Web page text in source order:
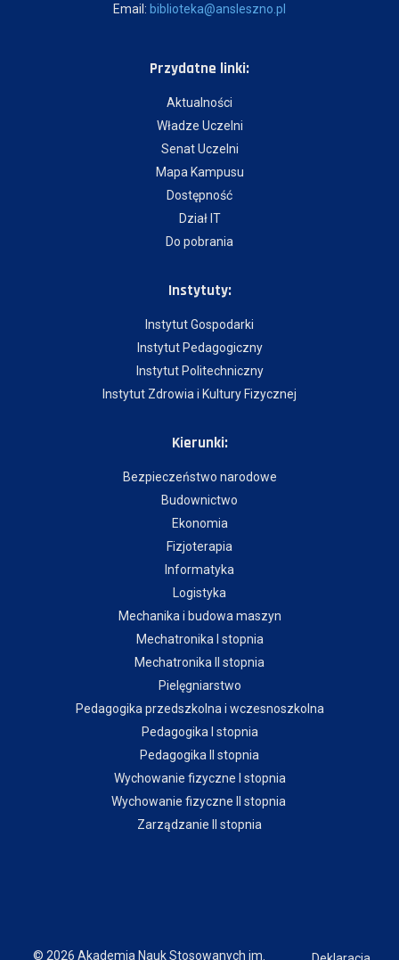
Email: biblioteka@ansleszno.pl
Przydatne linki:
Aktualności
Władze Uczelni
Senat Uczelni
Mapa Kampusu
Dostępność
Dział IT
Do pobrania
Instytuty:
Instytut Gospodarki
Instytut Pedagogiczny
Instytut Politechniczny
Instytut Zdrowia i Kultury Fizycznej
Kierunki:
Bezpieczeństwo narodowe
Budownictwo
Ekonomia
Fizjoterapia
Informatyka
Logistyka
Mechanika i budowa maszyn
Mechatronika I stopnia
Mechatronika II stopnia
Pielęgniarstwo
Pedagogika przedszkolna i wczesnoszkolna
Pedagogika I stopnia
Pedagogika II stopnia
Wychowanie fizyczne I stopnia
Wychowanie fizyczne II stopnia
Zarządzanie II stopnia
© 2026 Akademia Nauk Stosowanych im.